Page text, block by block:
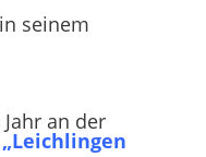
seinem
an der
„Leichlingen